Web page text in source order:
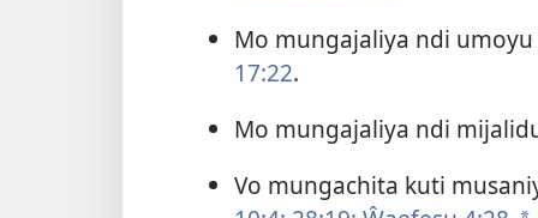
Mo mungajaliya ndi
17:22.
Mo mungajaliya ndi
Vo mungachita kuti